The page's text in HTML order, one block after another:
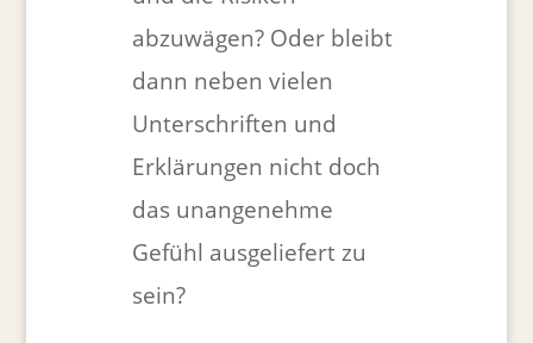
abzuwägen? Oder bleibt
dann neben vielen
Unterschriften und
Erklärungen nicht doch
das unangenehme
Gefühl ausgeliefert zu
sein?